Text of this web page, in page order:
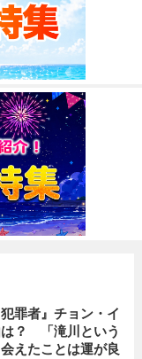
罪者』チョン・イ
？ 「滝川という
えたことは運が良